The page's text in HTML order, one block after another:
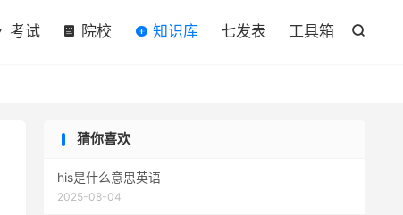

考试 院校 知识库 七发表 工具箱
猜你喜欢
his是什么意思英语
2025-08-04